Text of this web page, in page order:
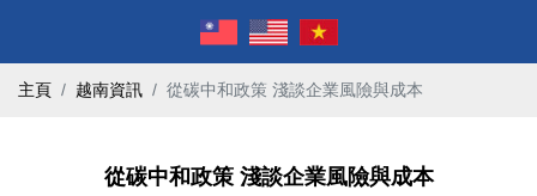
主頁 越南資訊 從碳中和政策 淺談企業風險與成本
從碳中和政策 淺談企業風險與成本